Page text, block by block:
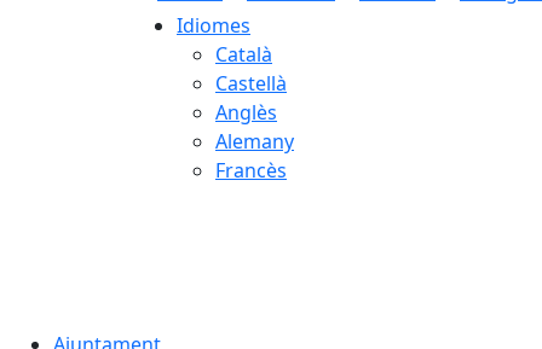
Idiomes
Català
Castellà
Anglès
Alemany
Francès